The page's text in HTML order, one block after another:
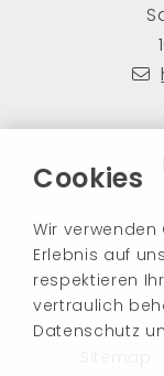
Cookies
Wir
Erlebnis auf
respektieren
vertraulich
Datenschutz